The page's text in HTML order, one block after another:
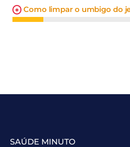
Como limpar o umbigo do
SAÚDE MINUTO